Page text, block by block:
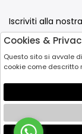
Iscriviti alla
Cookies &
Questo sito si avvale
cookie come descritto